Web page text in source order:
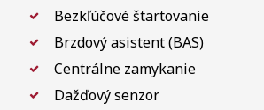
Bezkľúčové štartovanie
Brzdový asistent (BAS)
Centrálne zamykanie
Dažďový senzor